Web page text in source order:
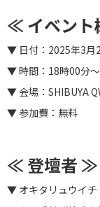
≪ イベン
▼ 日付：2025年3月
▼ 時間：18時00分
▼ 会場：SHIBUYA
▼ 参加費：無料
≪ 登壇者 ≫
▼ オキタリュウイチ